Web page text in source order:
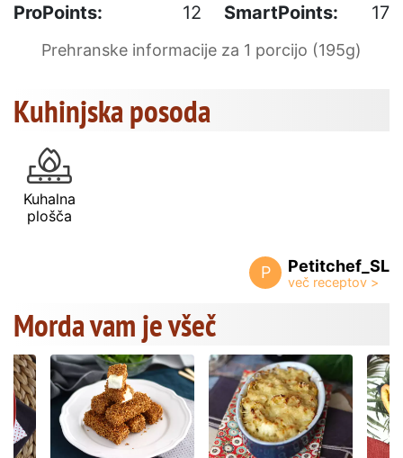
ProPoints:
12 SmartPoints: 17
Prehranske informacije za 1 porcijo (195g)
Kuhinjska posoda
Kuhalna
plošča
P Petitchef_SL
Morda vam je všeč